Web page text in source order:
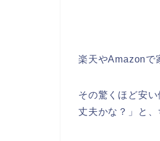
楽天やAmazonで
その驚くほど安
丈夫かな？」と